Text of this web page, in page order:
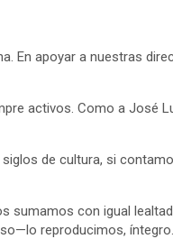
En apoyar a nuestras
activos. Como a José
de cultura, si
sumamos con igual
reproducimos, íntegro.